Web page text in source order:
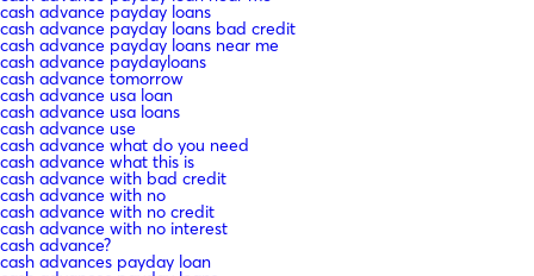
cash advance payday loans
cash advance payday loans bad credit
cash advance payday loans near me
cash advance paydayloans
cash advance tomorrow
cash advance usa loan
cash advance usa loans
cash advance use
cash advance what do you need
cash advance what this is
cash advance with bad credit
cash advance with no
cash advance with no credit
cash advance with no interest
cash advance?
cash advances payday loan